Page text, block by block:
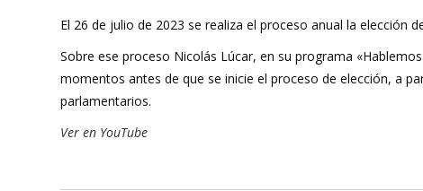
El 26 de julio de 2023 se realiza el proceso anual la elección
Sobre ese proceso Nicolás Lúcar, en su programa
momentos antes de que se inicie el proceso de elección, a
parlamentarios.
Ver en YouTube